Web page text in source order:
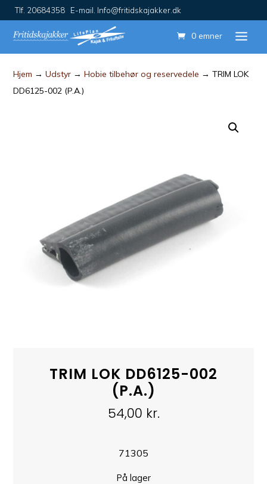
Tlf. 20684358 E-mail. Info@fritidskajakker.dk
0 emner
Hjem →Udstyr →Hobie tilbehør og reservedele → TRIM LOK
DD6125-002 (P.A.)
TRIM LOK DD6125-002
(P.A.)
54,00 kr.
71305
På lager